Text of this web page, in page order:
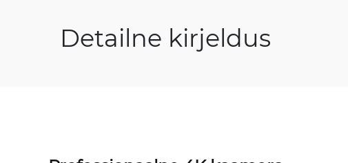
Detailne kirjeldus